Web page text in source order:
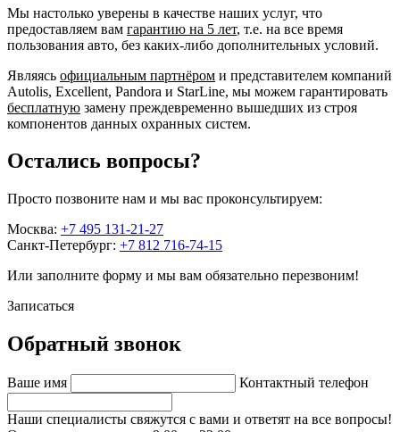
Мы настолько уверены в качестве наших услуг, что
предоставляем вам гарантию на 5 лет, т.е. на все время
пользования авто, без каких-либо дополнительных условий.
Являясь официальным партнёром и представителем компаний
Autolis, Excellent, Pandora и StarLine, мы можем гарантировать
бесплатную замену преждевременно вышедших из строя
компонентов данных охранных систем.
Остались вопросы?
Просто позвоните нам и мы вас проконсультируем:
Москва: +7 495 131-21-27
Санкт-Петербург: +7 812 716-74-15
Или заполните форму и мы вам обязательно перезвоним!
Записаться
Обратный звонок
Ваше имя Контактный телефон
Наши специалисты свяжутся с вами и ответят на все вопросы!